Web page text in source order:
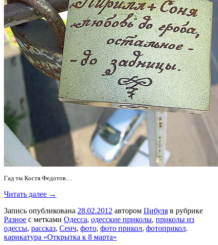
Гад ты Костя Федотов…
Читать далее →
Запись опубликована 28.02.2012 автором Цибуля в рубрике
Разное с метками Одесса, одесские приколы, приколы из
одессы, рассказ, Сеич, фото, фото прикол, фотоприкол.
карикатура «Открытка к 8 марта»